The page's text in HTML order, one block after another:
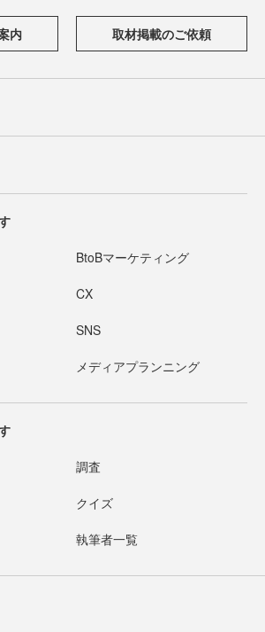
内 取材掲載のご依頼
BtoBマーケティング
CX
SNS
メディアプランニング
調査
クイズ
執筆者一覧